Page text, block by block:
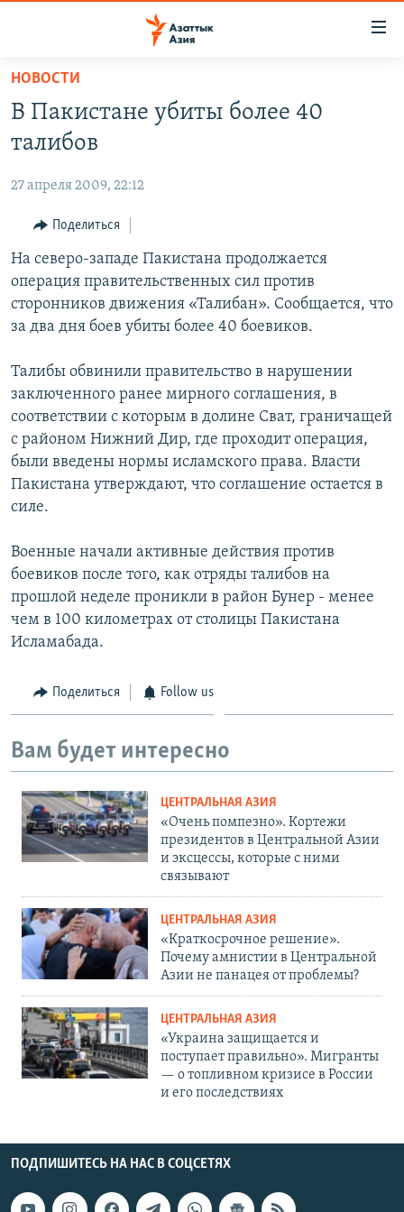
Вернуться
основному
содержанию
навигации
Вернутся
поиску
КАЗАХСТАН
УЗБЕКИСТАН
ТАДЖИКИСТАН
НОВОСТИ
НА ДРУГИХ ЯЗЫКАХ
ҚАЗАҚША
КЫРГЫЗЧА
ЎЗБЕКЧА
ТОҶИКӢ
Все сайты РСЕ/РС
НОВОСТИ
В Пакистане убиты более 40
талибов
27 апреля 2009, 22:12
Поделиться
На северо-западе Пакистана продолжается
операция правительственных сил против
сторонников движения «Талибан». Сообщается, что
за два дня боев убиты более 40 боевиков.
Талибы обвинили правительство в нарушении
заключенного ранее мирного соглашения, в
соответствии с которым в долине Сват, граничащей
с районом Нижний Дир, где проходит операция,
были введены нормы исламского права. Власти
Пакистана утверждают, что соглашение остается в
силе.
Военные начали активные действия против
боевиков после того, как отряды талибов на
прошлой неделе проникли в район Бунер - менее
чем в 100 километрах от столицы Пакистана
Исламабада.
Поделиться Follow us
Вам будет интересно
ЦЕНТРАЛЬНАЯ АЗИЯ
«Очень помпезно». Кортежи
президентов в Центральной Азии
и эксцессы, которые с ними
связывают
ЦЕНТРАЛЬНАЯ АЗИЯ
«Краткосрочное решение».
Почему амнистии в Центральной
Азии не панацея от проблемы?
ЦЕНТРАЛЬНАЯ АЗИЯ
«Украина защищается и
поступает правильно». Мигранты
— о топливном кризисе в России
и его последствиях
ПОДПИШИТЕСЬ НА НАС В СОЦСЕТЯХ